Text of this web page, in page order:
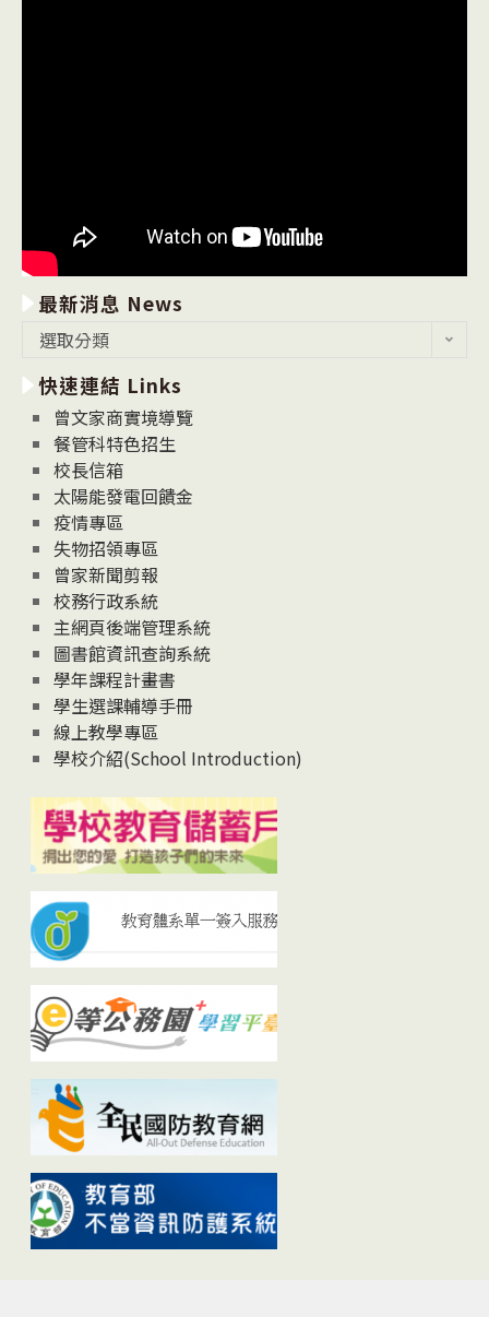
最新消息 News
消
息
News
選取分類
快速連結 Links
曾文家商實境導覽
餐管科特色招生
校長信箱
太陽能發電回饋金
疫情專區
失物招領專區
曾家新聞剪報
校務行政系統
主網頁後端管理系統
圖書館資訊查詢系統
學年課程計畫書
學生選課輔導手冊
線上教學專區
學校介紹(School Introduction)